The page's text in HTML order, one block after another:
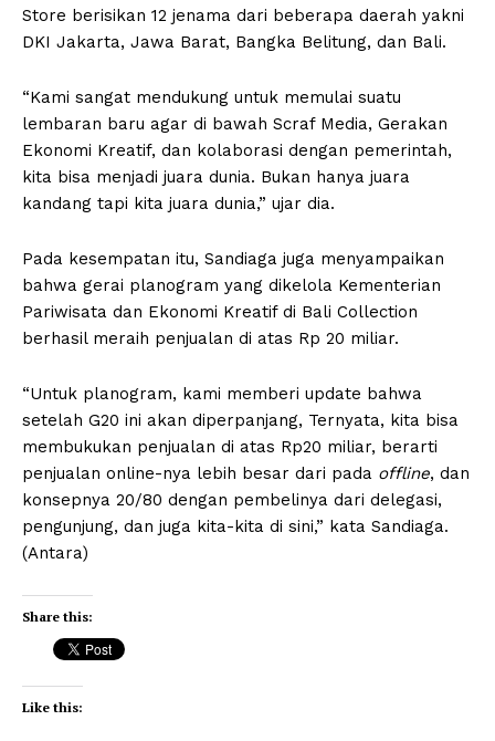
Store berisikan 12 jenama dari beberapa daerah yakni
DKI Jakarta, Jawa Barat, Bangka Belitung, dan Bali.
“Kami sangat mendukung untuk memulai suatu
lembaran baru agar di bawah Scraf Media, Gerakan
Ekonomi Kreatif, dan kolaborasi dengan pemerintah,
kita bisa menjadi juara dunia. Bukan hanya juara
kandang tapi kita juara dunia,” ujar dia.
Pada kesempatan itu, Sandiaga juga menyampaikan
bahwa gerai planogram yang dikelola Kementerian
Pariwisata dan Ekonomi Kreatif di Bali Collection
berhasil meraih penjualan di atas Rp 20 miliar.
“Untuk planogram, kami memberi update bahwa
setelah G20 ini akan diperpanjang, Ternyata, kita bisa
membukukan penjualan di atas Rp20 miliar, berarti
penjualan online-nya lebih besar dari pada offline, dan
konsepnya 20/80 dengan pembelinya dari delegasi,
pengunjung, dan juga kita-kita di sini,” kata Sandiaga.
(Antara)
Share this:
Like this: